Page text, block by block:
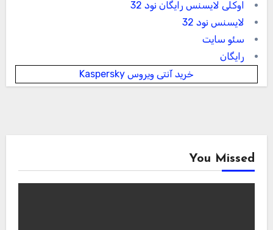
اوکلی لایسنس رایگان نود 32
لایسنس نود 32
سئو سایت
رایگان
خرید آنتی ویروس Kaspersky
You Missed